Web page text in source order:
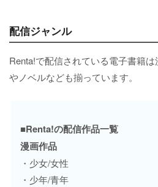
配信ジャンル
Renta!で配信されている電子書籍
やノベルなども揃っています。
■Renta!の配信作品一覧
漫画作品
・少女/女性
・少年/青年